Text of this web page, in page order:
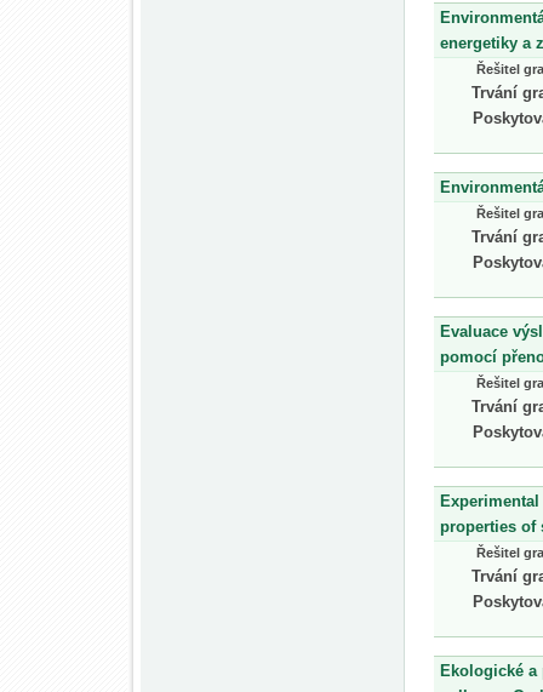
energetiky a
Řešitel
Trvání
Řešitel
Trvání
Evaluace
pomocí
Řešitel
Trvání
properties of
Řešitel
Trvání
Ekologické